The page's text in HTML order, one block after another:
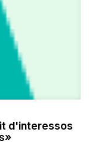
d'interessos